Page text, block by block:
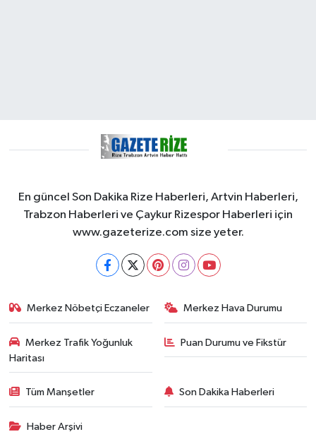
En güncel Son Dakika Rize Haberleri, Artvin Haberleri,
Trabzon Haberleri ve Çaykur Rizespor Haberleri için
www.gazeterize.com size yeter.
Merkez Nöbetçi Eczaneler Merkez Hava Durumu
Merkez Trafik Yoğunluk
Haritası
Puan Durumu ve Fikstür
Tüm Manşetler Son Dakika Haberleri
Haber Arşivi